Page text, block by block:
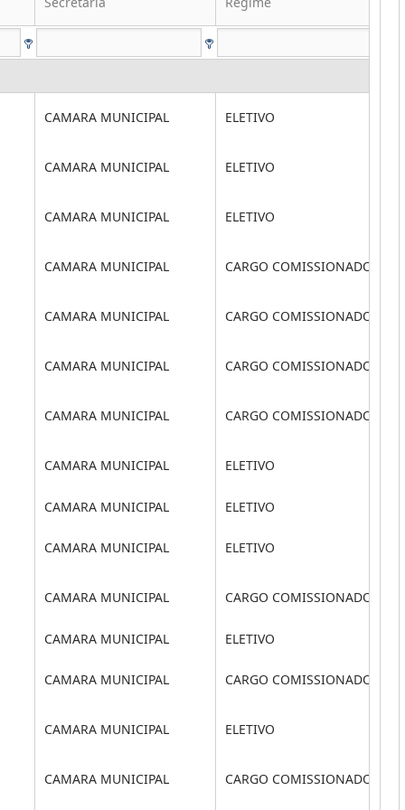
CAMARA MUNICIPAL ELETIVO
CAMARA MUNICIPAL ELETIVO
CAMARA MUNICIPAL ELETIVO
CAMARA MUNICIPAL CARGO COMISSIONADO
CAMARA MUNICIPAL CARGO COMISSIONADO
CAMARA MUNICIPAL CARGO COMISSIONADO
CAMARA MUNICIPAL CARGO COMISSIONADO
CAMARA MUNICIPAL ELETIVO
CAMARA MUNICIPAL
ELETIVO
CAMARA MUNICIPAL ELETIVO
CAMARA MUNICIPAL CARGO COMISSIONADO
CAMARA MUNICIPAL
ELETIVO
CAMARA MUNICIPAL CARGO COMISSIONADO
CAMARA MUNICIPAL ELETIVO
CAMARA MUNICIPAL CARGO COMISSIONADO